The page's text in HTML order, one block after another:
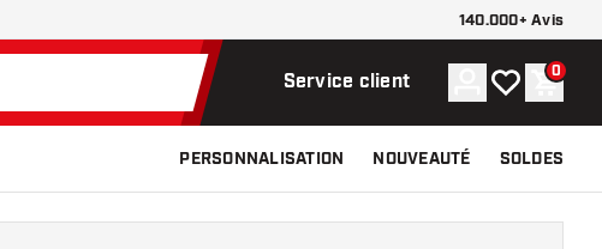
140.000+ Avis
Service client Compte
Ma liste de
Panier
0
PERSONNALISATION NOUVEAUTÉ SOLDES